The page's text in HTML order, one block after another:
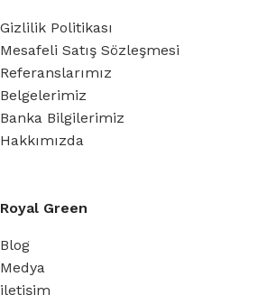
Gizlilik Politikası
Mesafeli Satış Sözleşmesi
Referanslarımız
Belgelerimiz
Banka Bilgilerimiz
Hakkımızda
Royal Green
Blog
Medya
iletişim